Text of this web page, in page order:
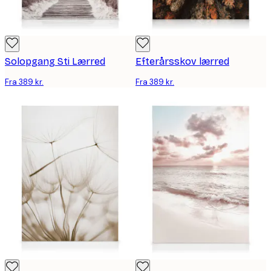
Solopgang Sti Lærred
Fra 389 kr.
Efterårsskov lærred
Fra 389 kr.